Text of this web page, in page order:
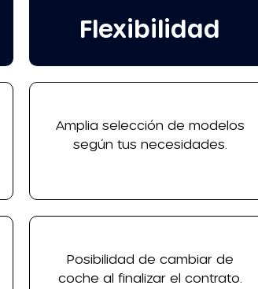
Flexibilidad
Amplia selección de modelos
según tus necesidades.
Posibilidad de cambiar de
coche al finalizar el contrato.